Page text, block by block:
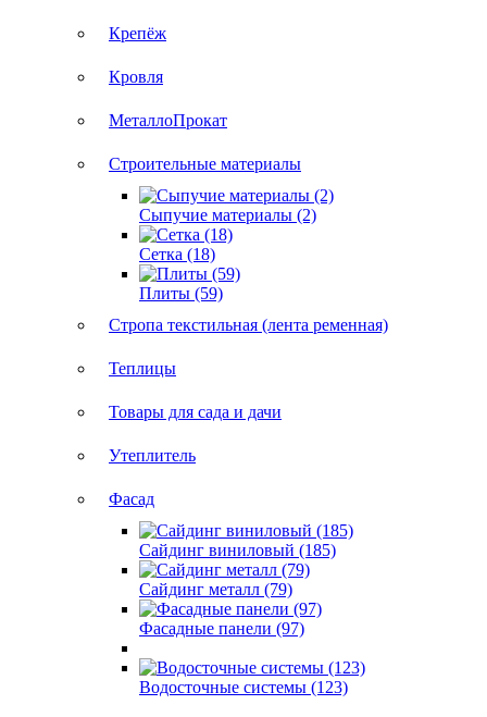
Крепёж
Кровля
МеталлоПрокат
Строительные материалы
Сыпучие материалы (2)
Сетка (18)
Плиты (59)
Стропа текстильная (лента ременная)
Теплицы
Товары для сада и дачи
Утеплитель
Фасад
Сайдинг виниловый (185)
Сайдинг металл (79)
Фасадные панели (97)
Водосточные системы (123)